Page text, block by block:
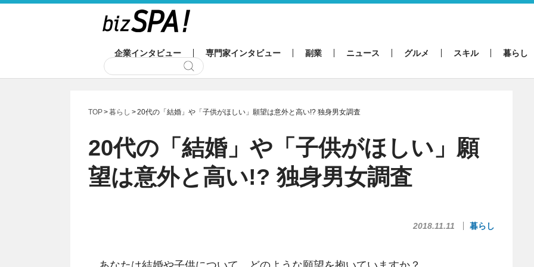
企業インタビュー 専門家インタビュー 副業 ニュース グルメ スキル 暮らし
TOP 暮らし 20代の「結婚」や「子供がほしい」願望は意外と高い!? 独身男女調査
20代の「結婚」や「子供がほしい」願
望は意外と高い!? 独身男女調査
2018.11.11 暮らし